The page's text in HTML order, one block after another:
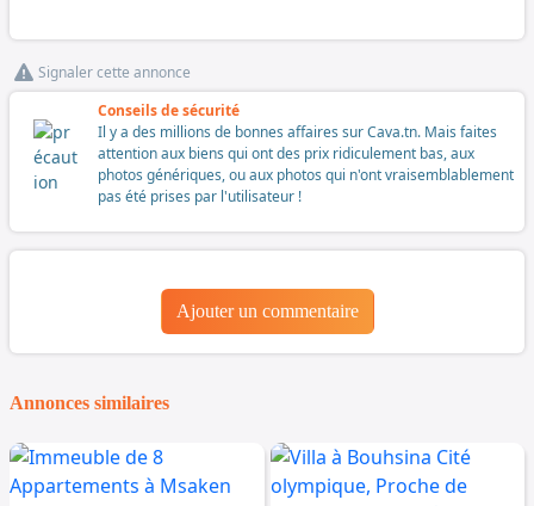
Signaler cette annonce
Conseils de sécurité
Il y a des millions de bonnes affaires sur Cava.tn. Mais faites
attention aux biens qui ont des prix ridiculement bas, aux
photos génériques, ou aux photos qui n'ont vraisemblablement
pas été prises par l'utilisateur !
Ajouter un commentaire
Annonces similaires